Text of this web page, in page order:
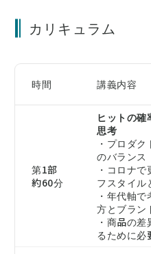
カリキュラム
時間 講義内容
第1部
約60分
ヒットの
思考
・プロダ
のバランス
・コロナ
フスタイル
・年代軸
方とブラン
・商品の
るために必